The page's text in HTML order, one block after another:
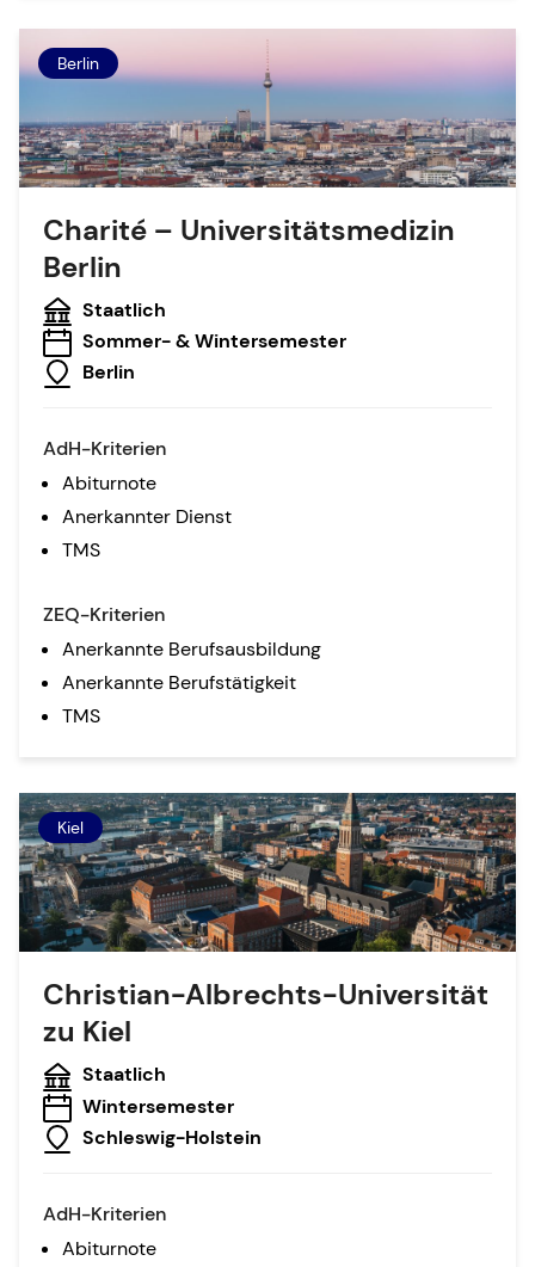
Berlin
Charité – Universitätsmedizin
Berlin
Staatlich
Sommer- & Wintersemester
Berlin
AdH-Kriterien
Abiturnote
Anerkannter Dienst
TMS
ZEQ-Kriterien
Anerkannte Berufsausbildung
Anerkannte Berufstätigkeit
TMS
Kiel
Christian-Albrechts-Universität
zu Kiel
Staatlich
Wintersemester
Schleswig-Holstein
AdH-Kriterien
Abiturnote